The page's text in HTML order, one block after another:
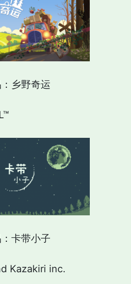
乡野奇运
卡带小子
Kazakiri inc.